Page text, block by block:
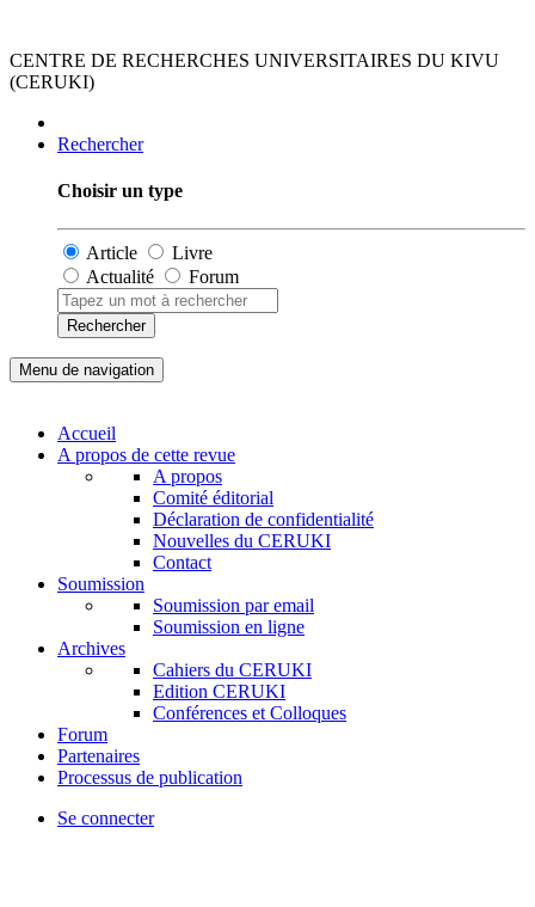
CENTRE DE RECHERCHES UNIVERSITAIRES DU KIVU
(CERUKI)
Rechercher
Choisir un type
Article
Livre
Actualité
Forum
Rechercher
Menu de navigation
Accueil
A propos de cette revue
A propos
Comité éditorial
Déclaration de confidentialité
Nouvelles du CERUKI
Contact
Soumission
Soumission par email
Soumission en ligne
Archives
Cahiers du CERUKI
Edition CERUKI
Conférences et Colloques
Forum
Partenaires
Processus de publication
Se connecter